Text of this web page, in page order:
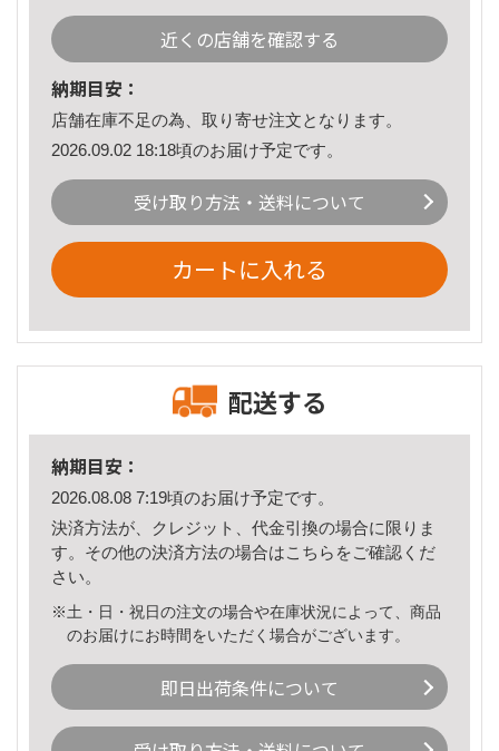
近くの店舗を確認する
納期目安：
店舗在庫不足の為、取り寄せ注文となります。
2026.09.02 18:18頃のお届け予定です。
受け取り方法・送料について
カートに入れる
配送する
納期目安：
2026.08.08 7:19頃のお届け予定です。
決済方法が、クレジット、代金引換の場合に限りま
す。その他の決済方法の場合はこちら をご確認くだ
さい。
※土・日・祝日の注文の場合や在庫状況によって、商品
のお届けにお時間をいただく場合がございます。
即日出荷条件について